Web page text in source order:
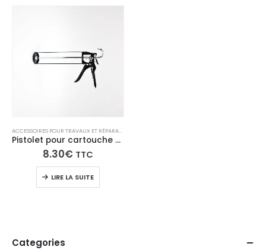
Pistolet pour cartouche colle 290ml
8.30€ TTC
LIRE LA SUITE
Categories